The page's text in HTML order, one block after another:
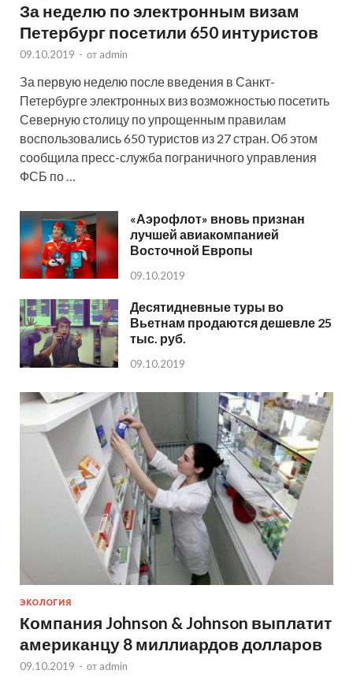
За неделю по электронным визам
Петербург посетили 650 интуристов
09.10.2019 - от admin
За первую неделю после введения в Санкт-
Петербурге электронных виз возможностью посетить
Северную столицу по упрощенным правилам
воспользовались 650 туристов из 27 стран. Об этом
сообщила пресс-служба пограничного управления
ФСБ по …
«Аэрофлот» вновь признан
лучшей авиакомпанией
Восточной Европы
09.10.2019
Десятидневные туры во
Вьетнам продаются дешевле 25
тыс. руб.
09.10.2019
ЭКОЛОГИЯ
Компания Johnson & Johnson выплатит
американцу 8 миллиардов долларов
09.10.2019 - от admin